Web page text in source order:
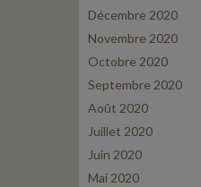
Décembre 2020
Novembre 2020
Octobre 2020
Septembre 2020
Août 2020
Juillet 2020
Juin 2020
Mai 2020